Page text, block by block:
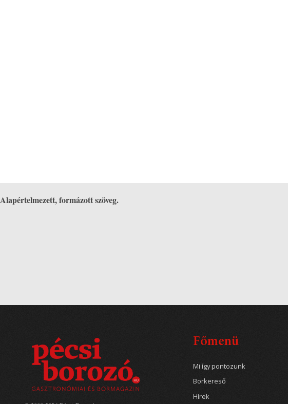
Alapértelmezett, formázott szöveg.
Főmenü
Mi így pontozunk
Borkereső
Hírek